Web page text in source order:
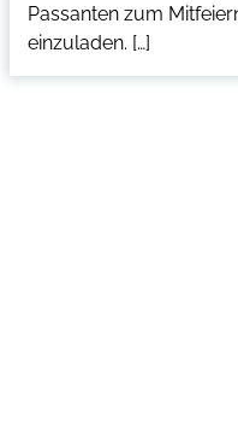
Passanten zum
einzuladen. […]